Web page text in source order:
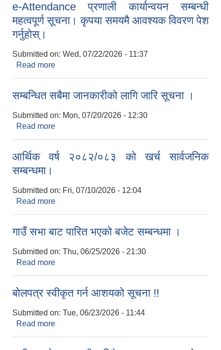
e-Attendance प्रणाली कार्यान्वयन सम्बन्धी
महत्वपूर्ण सूचना। कृपया समयमै आवश्यक विवरण पेश
गर्नुहोस्।
Submitted on: Wed, 07/22/2026 - 11:37
Read more
सम्बन्धित सबैमा जानकारीको लागि जारि सूचना ।
Submitted on: Mon, 07/20/2026 - 12:30
Read more
आर्थिक वर्ष २०८२/०८३ को खर्च सार्वजनिक
सम्बन्धमा।
Submitted on: Fri, 07/10/2026 - 12:04
Read more
गाउँ सभा बाट पारित भएको बजेट सम्बन्धमा ।
Submitted on: Thu, 06/25/2026 - 21:30
Read more
बोलपत्र स्वीकृत गर्न आशयको सूचना !!
Submitted on: Tue, 06/23/2026 - 11:44
Read more